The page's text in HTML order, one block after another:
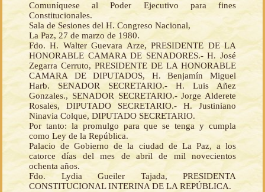
Comuníquese al Poder Ejecutivo para fines
Constitucionales.
Sala de Sesiones del H. Congreso Nacional,
La Paz, 27 de marzo de 1980.
Fdo. H. Walter Guevara Arze, PRESIDENTE DE LA
HONORABLE CAMARA DE SENADORES.- H. José
Zegarra Cerruto, PRESIDENTE DE LA HONORABLE
CAMARA DE DIPUTADOS, H. Benjamín Miguel
Harb. SENADOR SECRETARIO.- H. Luis Añez
Gonzales., SENADOR SECRETARIO.- Jorge Alderete
Rosales, DIPUTADO SECRETARIO.- H. Justiniano
Ninavia Colque, DIPUTADO SECRETARIO.
Por tanto: la promulgo para que se tenga y cumpla
como Ley de la República.
Palacio de Gobierno de la ciudad de La Paz, a los
catorce días del mes de abril de mil novecientos
ochenta años.
Fdo. Lydia Gueiler Tajada, PRESIDENTA
CONSTITUCIONAL INTERINA DE LA REPÚBLICA.